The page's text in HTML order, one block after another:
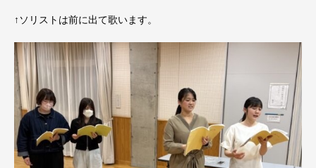
↑ソリストは前に出て歌います。